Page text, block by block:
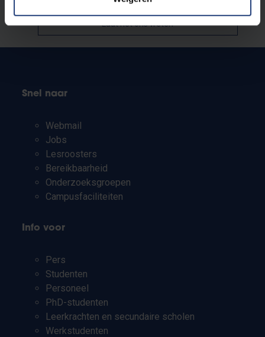
Laat het ons weten
Snel naar
Webmail
Jobs
Lesroosters
Bereikbaarheid
Onderzoeksgroepen
Campusfaciliteiten
Info voor
Pers
Studenten
Personeel
PhD-studenten
Leerkrachten en secundaire scholen
Werkstudenten